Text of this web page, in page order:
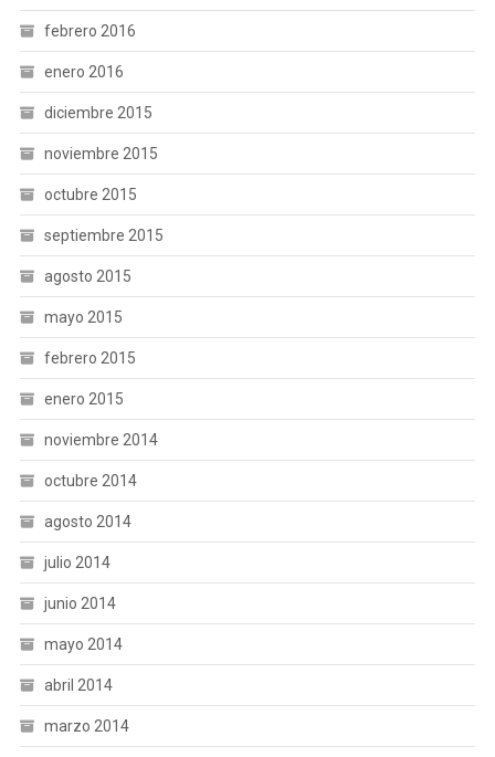
febrero 2016
enero 2016
diciembre 2015
noviembre 2015
octubre 2015
septiembre 2015
agosto 2015
mayo 2015
febrero 2015
enero 2015
noviembre 2014
octubre 2014
agosto 2014
julio 2014
junio 2014
mayo 2014
abril 2014
marzo 2014